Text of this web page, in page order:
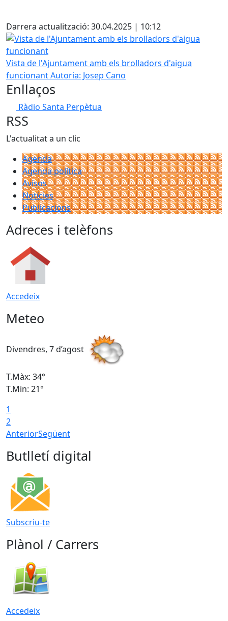
Darrera actualització: 30.04.2025 | 10:12
Vista de l'Ajuntament amb els brolladors d'aigua
Vista de l'Ajuntament amb els brolladors d'aigua
funcionantAutoria: Josep Cano
Enllaços
Ràdio Santa Perpètua
RSS
L'actualitat a un clic
Agenda
Agenda política
Avisos
Notícies
Publicacions
Adreces i telèfons
Accedeix
Meteo
Divendres, 7 d’agost
T.Màx: 34°
T.Min: 21°
1
2
AnteriorSegüent
Butlletí digital
Subscriu-te
Plànol / Carrers
Accedeix